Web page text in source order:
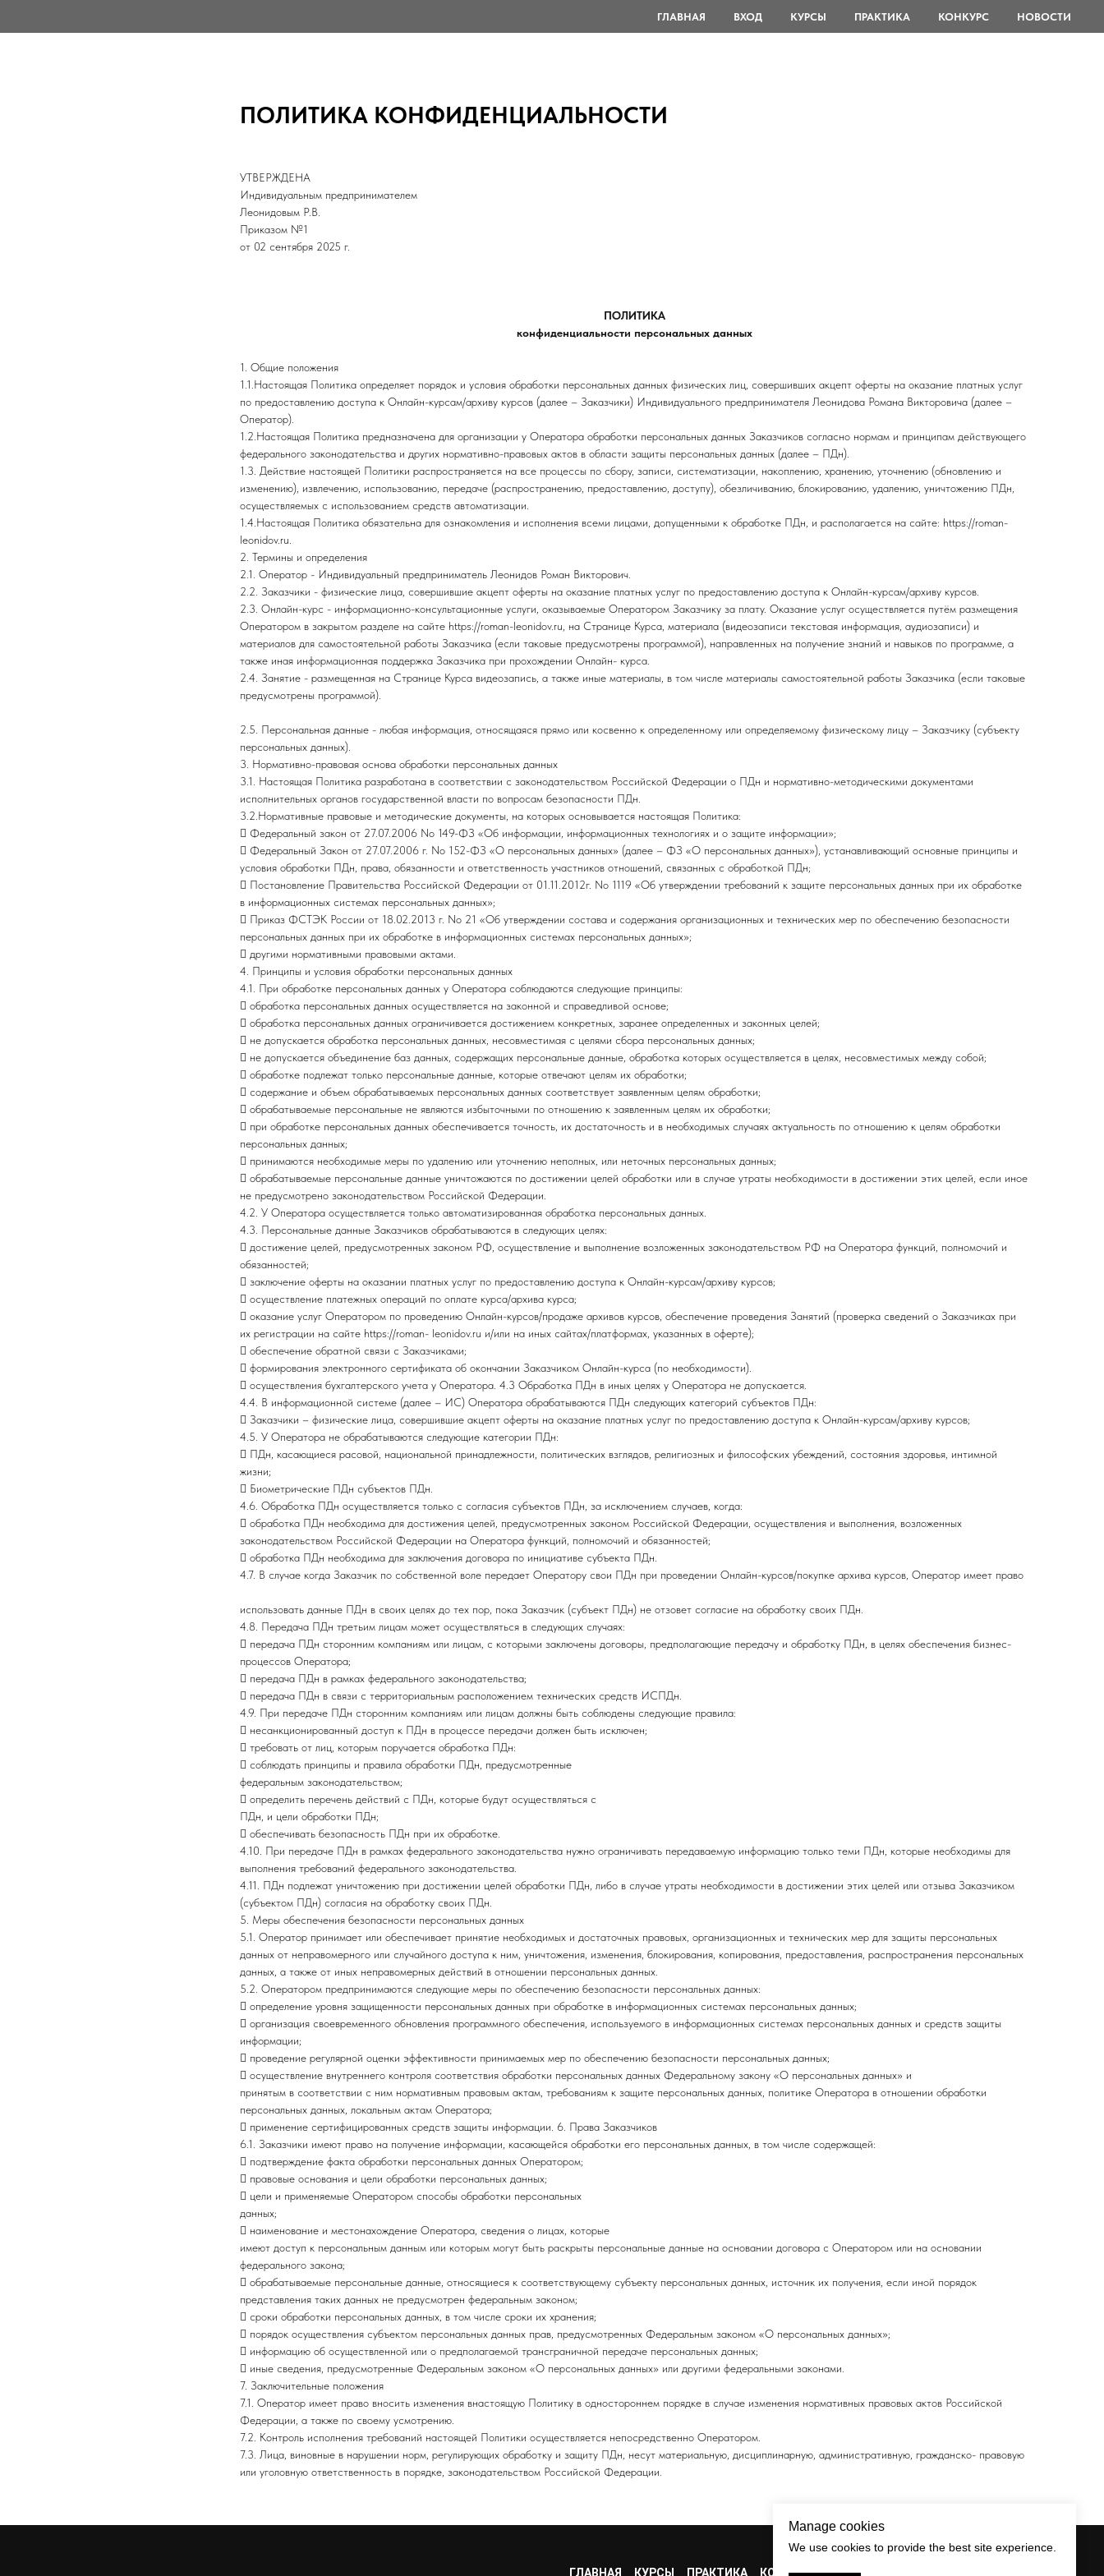
ГЛАВНАЯ ВХОД КУРСЫ ПРАКТИКА КОНКУРС НОВОСТИ
ПОЛИТИКА КОНФИДЕНЦИАЛЬНОСТИ
УТВЕРЖДЕНА
Индивидуальным предпринимателем
Леонидовым Р.В.
Приказом №1
от 02 сентября 2025 г.
ПОЛИТИКА
конфиденциальности персональных данных
1. Общие положения
1.1.Настоящая Политика определяет порядок и условия обработки персональных данных физических лиц, совершивших акцепт оферты на оказание платных услуг
по предоставлению доступа к Онлайн-курсам/архиву курсов (далее – Заказчики) Индивидуального предпринимателя Леонидова Романа Викторовича (далее –
Оператор).
1.2.Настоящая Политика предназначена для организации у Оператора обработки персональных данных Заказчиков согласно нормам и принципам действующего
федерального законодательства и других нормативно-правовых актов в области защиты персональных данных (далее – ПДн).
1.3. Действие настоящей Политики распространяется на все процессы по сбору, записи, систематизации, накоплению, хранению, уточнению (обновлению и
изменению), извлечению, использованию, передаче (распространению, предоставлению, доступу), обезличиванию, блокированию, удалению, уничтожению ПДн,
осуществляемых с использованием средств автоматизации.
1.4.Настоящая Политика обязательна для ознакомления и исполнения всеми лицами, допущенными к обработке ПДн, и располагается на сайте: https://roman-
leonidov.ru.
2. Термины и определения
2.1. Оператор - Индивидуальный предприниматель Леонидов Роман Викторович.
2.2. Заказчики - физические лица, совершившие акцепт оферты на оказание платных услуг по предоставлению доступа к Онлайн-курсам/архиву курсов.
2.3. Онлайн-курс - информационно-консультационные услуги, оказываемые Оператором Заказчику за плату. Оказание услуг осуществляется путём размещения
Оператором в закрытом разделе на сайте https://roman-leonidov.ru, на Странице Курса, материала (видеозаписи текстовая информация, аудиозаписи) и
материалов для самостоятельной работы Заказчика (если таковые предусмотрены программой), направленных на получение знаний и навыков по программе, а
также иная информационная поддержка Заказчика при прохождении Онлайн- курса.
2.4. Занятие - размещенная на Странице Курса видеозапись, а также иные материалы, в том числе материалы самостоятельной работы Заказчика (если таковые
предусмотрены программой).
2.5. Персональная данные - любая информация, относящаяся прямо или косвенно к определенному или определяемому физическому лицу – Заказчику (субъекту
персональных данных).
3. Нормативно-правовая основа обработки персональных данных
3.1. Настоящая Политика разработана в соответствии с законодательством Российской Федерации о ПДн и нормативно-методическими документами
исполнительных органов государственной власти по вопросам безопасности ПДн.
3.2.Нормативные правовые и методические документы, на которых основывается настоящая Политика:
 Федеральный закон от 27.07.2006 No 149-ФЗ «Об информации, информационных технологиях и о защите информации»;
 Федеральный Закон от 27.07.2006 г. No 152-ФЗ «О персональных данных» (далее – ФЗ «О персональных данных»), устанавливающий основные принципы и
условия обработки ПДн, права, обязанности и ответственность участников отношений, связанных с обработкой ПДн;
 Постановление Правительства Российской Федерации от 01.11.2012г. No 1119 «Об утверждении требований к защите персональных данных при их обработке
в информационных системах персональных данных»;
 Приказ ФСТЭК России от 18.02.2013 г. No 21 «Об утверждении состава и содержания организационных и технических мер по обеспечению безопасности
персональных данных при их обработке в информационных системах персональных данных»;
 другими нормативными правовыми актами.
4. Принципы и условия обработки персональных данных
4.1. При обработке персональных данных у Оператора соблюдаются следующие принципы:
 обработка персональных данных осуществляется на законной и справедливой основе;
 обработка персональных данных ограничивается достижением конкретных, заранее определенных и законных целей;
 не допускается обработка персональных данных, несовместимая с целями сбора персональных данных;
 не допускается объединение баз данных, содержащих персональные данные, обработка которых осуществляется в целях, несовместимых между собой;
 обработке подлежат только персональные данные, которые отвечают целям их обработки;
 содержание и объем обрабатываемых персональных данных соответствует заявленным целям обработки;
 обрабатываемые персональные не являются избыточными по отношению к заявленным целям их обработки;
 при обработке персональных данных обеспечивается точность, их достаточность и в необходимых случаях актуальность по отношению к целям обработки
персональных данных;
 принимаются необходимые меры по удалению или уточнению неполных, или неточных персональных данных;
 обрабатываемые персональные данные уничтожаются по достижении целей обработки или в случае утраты необходимости в достижении этих целей, если иное
не предусмотрено законодательством Российской Федерации.
4.2. У Оператора осуществляется только автоматизированная обработка персональных данных.
4.3. Персональные данные Заказчиков обрабатываются в следующих целях:
 достижение целей, предусмотренных законом РФ, осуществление и выполнение возложенных законодательством РФ на Оператора функций, полномочий и
обязанностей;
 заключение оферты на оказании платных услуг по предоставлению доступа к Онлайн-курсам/архиву курсов;
 осуществление платежных операций по оплате курса/архива курса;
 оказание услуг Оператором по проведению Онлайн-курсов/продаже архивов курсов, обеспечение проведения Занятий (проверка сведений о Заказчиках при
их регистрации на сайте https://roman- leonidov.ru и/или на иных сайтах/платформах, указанных в оферте);
 обеспечение обратной связи с Заказчиками;
 формирования электронного сертификата об окончании Заказчиком Онлайн-курса (по необходимости).
 осуществления бухгалтерского учета у Оператора. 4.3 Обработка ПДн в иных целях у Оператора не допускается.
4.4. В информационной системе (далее – ИС) Оператора обрабатываются ПДн следующих категорий субъектов ПДн:
 Заказчики – физические лица, совершившие акцепт оферты на оказание платных услуг по предоставлению доступа к Онлайн-курсам/архиву курсов;
4.5. У Оператора не обрабатываются следующие категории ПДн:
 ПДн, касающиеся расовой, национальной принадлежности, политических взглядов, религиозных и философских убеждений, состояния здоровья, интимной
жизни;
 Биометрические ПДн субъектов ПДн.
4.6. Обработка ПДн осуществляется только с согласия субъектов ПДн, за исключением случаев, когда:
 обработка ПДн необходима для достижения целей, предусмотренных законом Российской Федерации, осуществления и выполнения, возложенных
законодательством Российской Федерации на Оператора функций, полномочий и обязанностей;
 обработка ПДн необходима для заключения договора по инициативе субъекта ПДн.
4.7. В случае когда Заказчик по собственной воле передает Оператору свои ПДн при проведении Онлайн-курсов/покупке архива курсов, Оператор имеет право
использовать данные ПДн в своих целях до тех пор, пока Заказчик (субъект ПДн) не отзовет согласие на обработку своих ПДн.
4.8. Передача ПДн третьим лицам может осуществляться в следующих случаях:
 передача ПДн сторонним компаниям или лицам, с которыми заключены договоры, предполагающие передачу и обработку ПДн, в целях обеспечения бизнес-
процессов Оператора;
 передача ПДн в рамках федерального законодательства;
 передача ПДн в связи с территориальным расположением технических средств ИСПДн.
4.9. При передаче ПДн сторонним компаниям или лицам должны быть соблюдены следующие правила:
 несанкционированный доступ к ПДн в процессе передачи должен быть исключен;
 требовать от лиц, которым поручается обработка ПДн:
 соблюдать принципы и правила обработки ПДн, предусмотренные
федеральным законодательством;
 определить перечень действий с ПДн, которые будут осуществляться с
ПДн, и цели обработки ПДн;
 обеспечивать безопасность ПДн при их обработке.
4.10. При передаче ПДн в рамках федерального законодательства нужно ограничивать передаваемую информацию только теми ПДн, которые необходимы для
выполнения требований федерального законодательства.
4.11. ПДн подлежат уничтожению при достижении целей обработки ПДн, либо в случае утраты необходимости в достижении этих целей или отзыва Заказчиком
(субъектом ПДн) согласия на обработку своих ПДн.
5. Меры обеспечения безопасности персональных данных
5.1. Оператор принимает или обеспечивает принятие необходимых и достаточных правовых, организационных и технических мер для защиты персональных
данных от неправомерного или случайного доступа к ним, уничтожения, изменения, блокирования, копирования, предоставления, распространения персональных
данных, а также от иных неправомерных действий в отношении персональных данных.
5.2. Оператором предпринимаются следующие меры по обеспечению безопасности персональных данных:
 определение уровня защищенности персональных данных при обработке в информационных системах персональных данных;
 организация своевременного обновления программного обеспечения, используемого в информационных системах персональных данных и средств защиты
информации;
 проведение регулярной оценки эффективности принимаемых мер по обеспечению безопасности персональных данных;
 осуществление внутреннего контроля соответствия обработки персональных данных Федеральному закону «О персональных данных» и
принятым в соответствии с ним нормативным правовым актам, требованиям к защите персональных данных, политике Оператора в отношении обработки
персональных данных, локальным актам Оператора;
 применение сертифицированных средств защиты информации. 6. Права Заказчиков
6.1. Заказчики имеют право на получение информации, касающейся обработки его персональных данных, в том числе содержащей:
 подтверждение факта обработки персональных данных Оператором;
 правовые основания и цели обработки персональных данных;
 цели и применяемые Оператором способы обработки персональных
данных;
 наименование и местонахождение Оператора, сведения о лицах, которые
имеют доступ к персональным данным или которым могут быть раскрыты персональные данные на основании договора с Оператором или на основании
федерального закона;
 обрабатываемые персональные данные, относящиеся к соответствующему субъекту персональных данных, источник их получения, если иной порядок
представления таких данных не предусмотрен федеральным законом;
 сроки обработки персональных данных, в том числе сроки их хранения;
 порядок осуществления субъектом персональных данных прав, предусмотренных Федеральным законом «О персональных данных»;
 информацию об осуществленной или о предполагаемой трансграничной передаче персональных данных;
 иные сведения, предусмотренные Федеральным законом «О персональных данных» или другими федеральными законами.
7. Заключительные положения
7.1. Оператор имеет право вносить изменения внастоящую Политику в одностороннем порядке в случае изменения нормативных правовых актов Российской
Федерации, а также по своему усмотрению.
7.2. Контроль исполнения требований настоящей Политики осуществляется непосредственно Оператором.
7.3. Лица, виновные в нарушении норм, регулирующих обработку и защиту ПДн, несут материальную, дисциплинарную, административную, гражданско- правовую
или уголовную ответственность в порядке, законодательством Российской Федерации.
ГЛАВНАЯ КУРСЫ ПРАКТИКА КОНКУРС
Manage cookies
We use cookies to provide the best site experience.